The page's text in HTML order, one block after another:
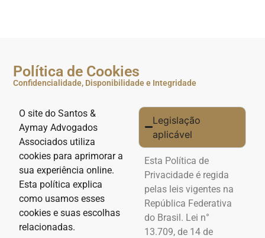
Política de Cookies
Confidencialidade, Disponibilidade e Integridade
O site do Santos &
Aymay Advogados
Associados utiliza
cookies para aprimorar a
sua experiência online.
Esta política explica
como usamos esses
cookies e suas escolhas
relacionadas.
Legislação
aplicável
Esta Política de
Privacidade é regida
pelas leis vigentes na
República Federativa
do Brasil. Lei n°
13.709, de 14 de